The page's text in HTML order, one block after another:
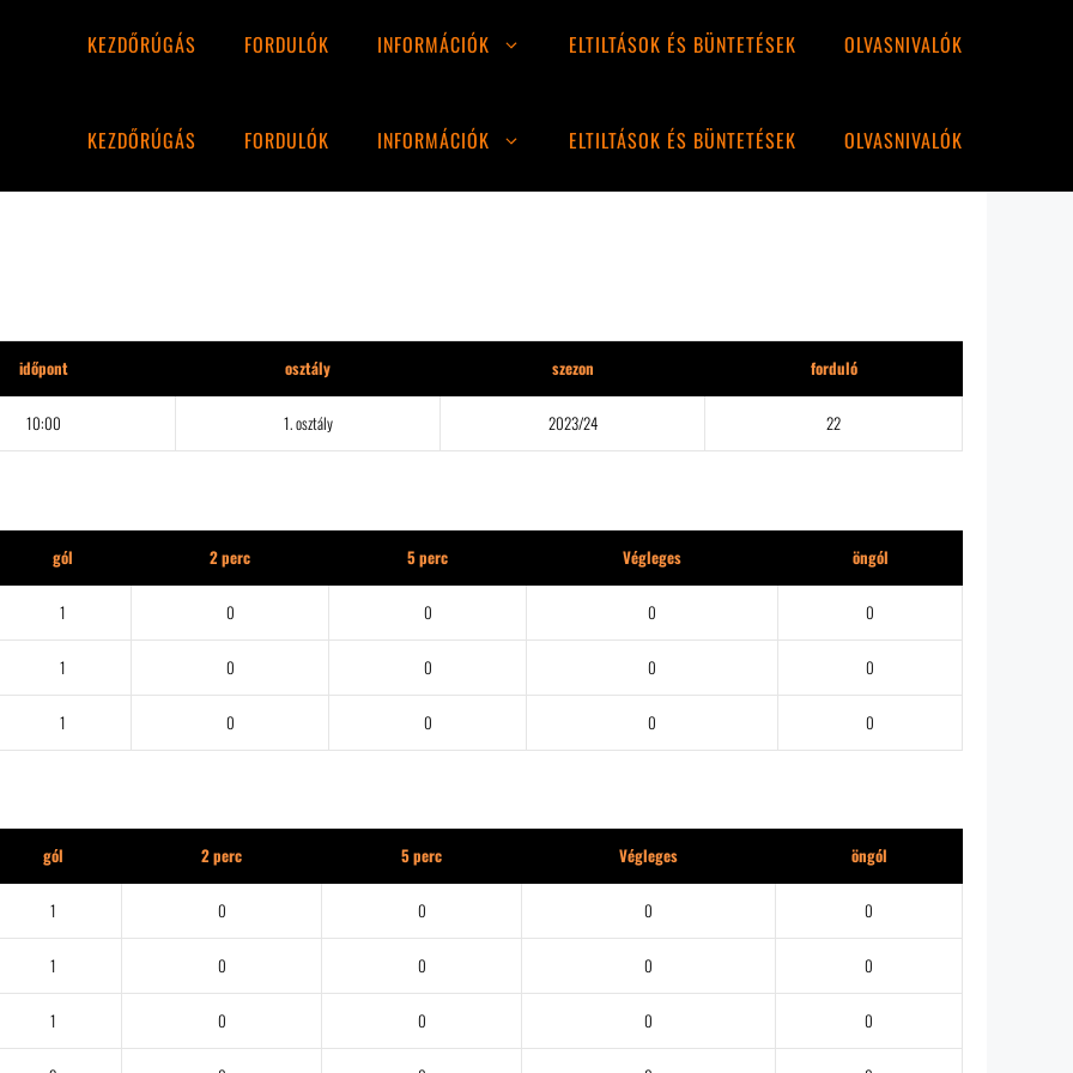
KEZDŐRÚGÁS FORDULÓK INFORMÁCIÓK ELTILTÁSOK ÉS BÜNTETÉSEK OLVASNIVALÓK
KEZDŐRÚGÁS FORDULÓK INFORMÁCIÓK ELTILTÁSOK ÉS BÜNTETÉSEK OLVASNIVALÓK
időpont osztály szezon forduló
10:00 1. osztály 2023/24 22
gól 2 perc 5 perc Végleges öngól
1 0 0 0 0
1 0 0 0 0
1 0 0 0 0
gól 2 perc 5 perc Végleges öngól
1 0 0 0 0
1 0 0 0 0
1 0 0 0 0